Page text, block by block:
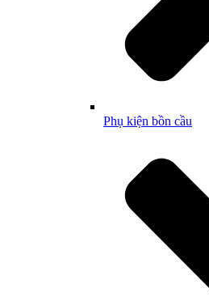
Phụ kiện bồn cầu